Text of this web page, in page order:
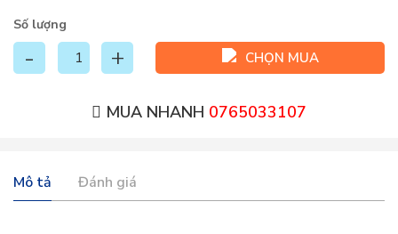
Số lượng
CHỌN MUA
MUA NHANH 0765033107
Mô tả Đánh giá